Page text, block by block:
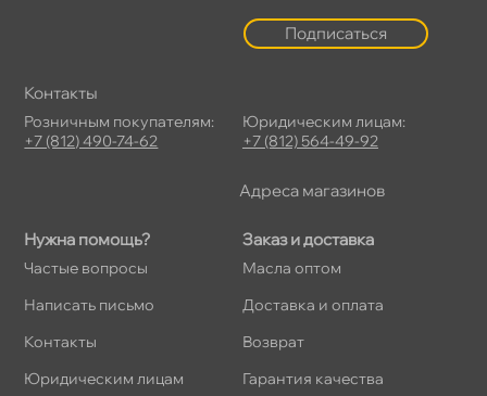
Нужна помощь?
Частые вопросы
Написать письмо
Контакты
Юридическим лицам
Заказ и доставка
Масла оптом
Доставка и оплата
озврат
Гарантия качества
Подписаться
Контакты
Розничным покупателям:
+7 (812) 490-74-62
Юридическим лицам:
+7 (812) 564-49-92
Адреса магазино